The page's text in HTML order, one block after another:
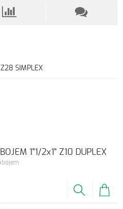
SIMPLEX
1"1/2x1" Z10 DUPLEX